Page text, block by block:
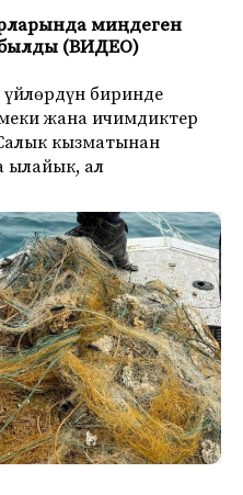
миңдеген
(ВИДЕО)
биринде
жана ичимдиктер
кызматынан
ылайык, ал